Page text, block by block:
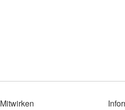
Mitwirken